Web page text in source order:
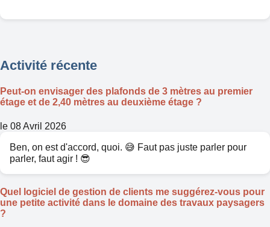
Activité récente
Peut-on envisager des plafonds de 3 mètres au premier
étage et de 2,40 mètres au deuxième étage ?
le 08 Avril 2026
Ben, on est d'accord, quoi. 😅 Faut pas juste parler pour
parler, faut agir ! 😎
Quel logiciel de gestion de clients me suggérez-vous pour
une petite activité dans le domaine des travaux paysagers
?